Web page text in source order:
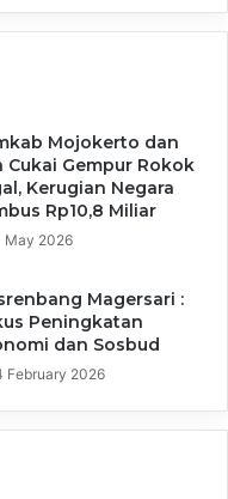
anggota dan pengurus
bisa terus berjuang
bangsa.
teruslah
disabilitas di
disabilitas di cabor
Perempuan
Mojokerto dan
Cukai Gempur Rokok
Kerugian Negara
Rp10,8 Miliar
May 2026
Magersari :
Peningkatan
dan Sosbud
February 2026